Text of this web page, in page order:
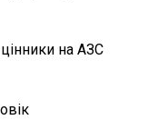
на АЗС